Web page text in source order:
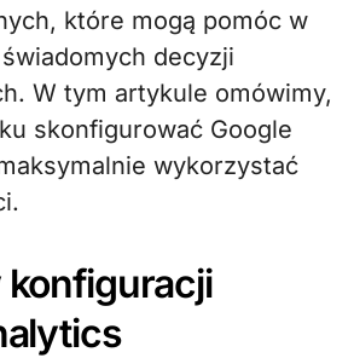
które mogą pomóc w
decyzji
W tym artykule omówimy,
skonfigurować Google
wykorzystać